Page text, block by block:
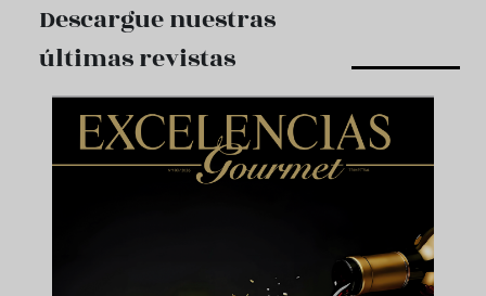
Descargue nuestras
últimas revistas